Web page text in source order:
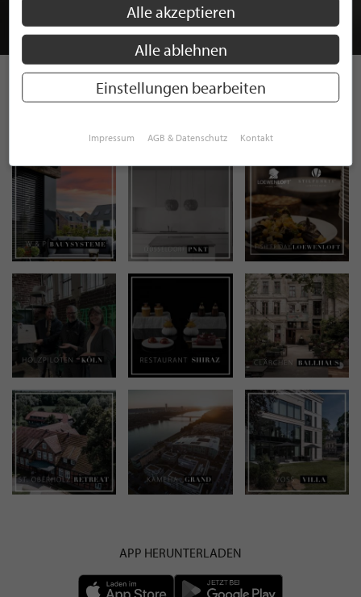
JETZT GRATIS BEWERBEN
INSTAGRAM
APP HERUNTERLADEN
Alle akzeptieren
Alle ablehnen
Einstellungen bearbeiten
Impressum AGB & Datenschutz Kontakt